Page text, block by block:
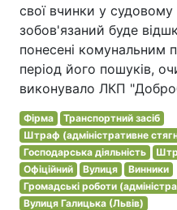
свої вчинки у
зобов'язаний буде
понесені комунальним
період його пошуків,
виконувало ЛКП
Фірма
Транспортний засіб
Штраф (адміністративне
Господарська діяльність
Офіційний
Вулиця
Винники
Громадські роботи
Вулиця Галицька (Львів)